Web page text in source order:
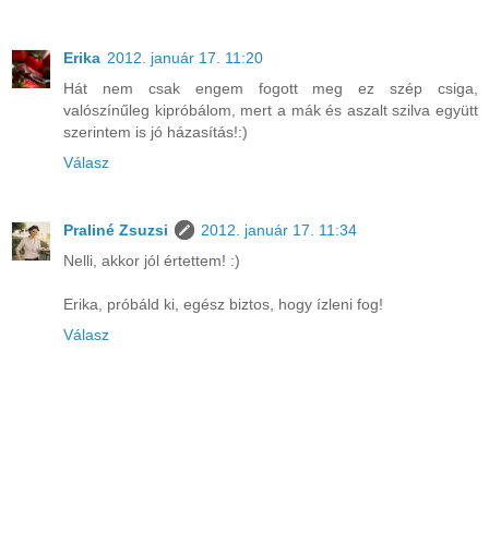
Erika 2012. január 17. 11:20
Hát nem csak engem fogott meg ez szép csiga,
valószínűleg kipróbálom, mert a mák és aszalt szilva együtt
szerintem is jó házasítás!:)
Válasz
Praliné Zsuzsi
2012. január 17. 11:34
Nelli, akkor jól értettem! :)
Erika, próbáld ki, egész biztos, hogy ízleni fog!
Válasz